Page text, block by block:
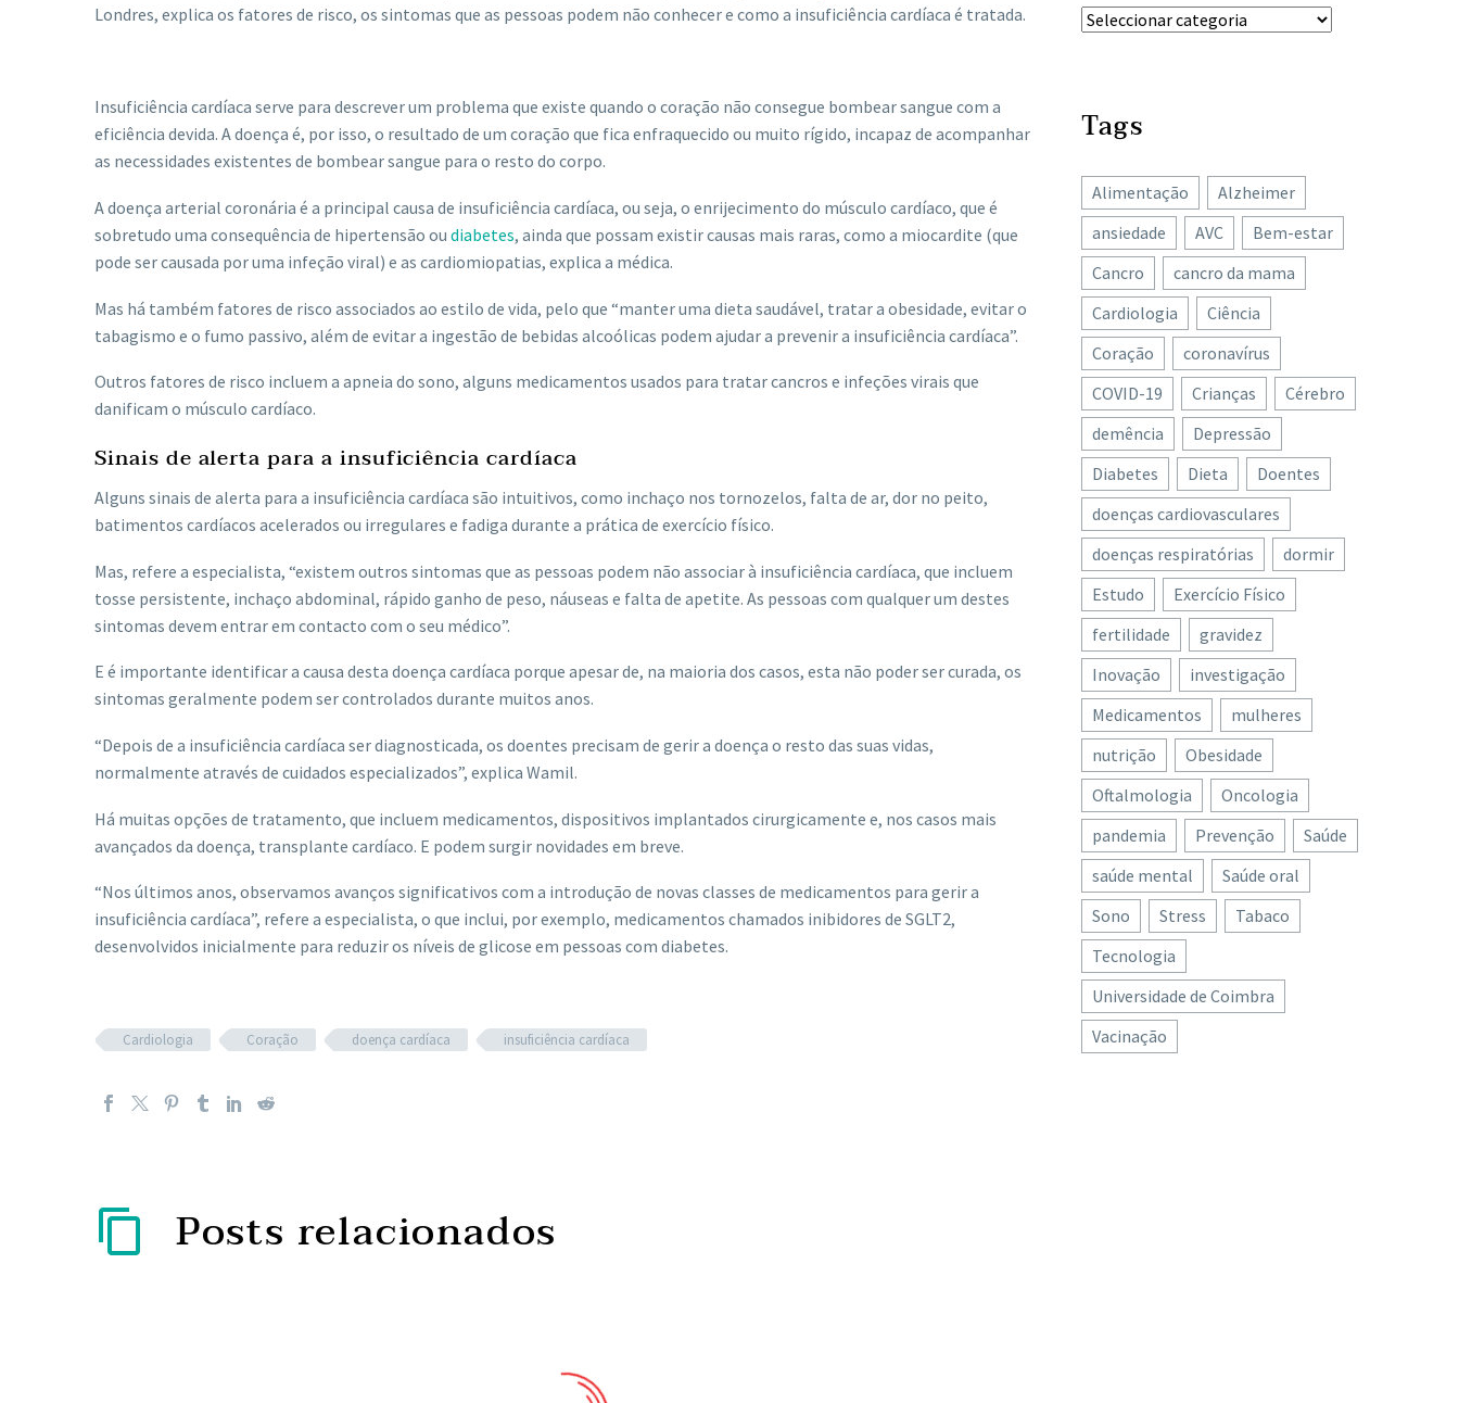
Londres, explica os fatores de risco, os sintomas que as pessoas podem não conhecer e como a insuficiência cardíaca é tratada.
Insuficiência cardíaca serve para descrever um problema que existe quando o coração não consegue bombear sangue com a
eficiência devida. A doença é, por isso, o resultado de um coração que fica enfraquecido ou muito rígido, incapaz de acompanhar
as necessidades existentes de bombear sangue para o resto do corpo.
A doença arterial coronária é a principal causa de insuficiência cardíaca, ou seja, o enrijecimento do músculo cardíaco, que é
sobretudo uma consequência de hipertensão ou diabetes, ainda que possam existir causas mais raras, como a miocardite (que
pode ser causada por uma infeção viral) e as cardiomiopatias, explica a médica.
Mas há também fatores de risco associados ao estilo de vida, pelo que “manter uma dieta saudável, tratar a obesidade, evitar o
tabagismo e o fumo passivo, além de evitar a ingestão de bebidas alcoólicas podem ajudar a prevenir a insuficiência cardíaca”.
Outros fatores de risco incluem a apneia do sono, alguns medicamentos usados para tratar cancros e infeções virais que
danificam o músculo cardíaco.
Sinais de alerta para a insuficiência cardíaca
Alguns sinais de alerta para a insuficiência cardíaca são intuitivos, como inchaço nos tornozelos, falta de ar, dor no peito,
batimentos cardíacos acelerados ou irregulares e fadiga durante a prática de exercício físico.
Mas, refere a especialista, “existem outros sintomas que as pessoas podem não associar à insuficiência cardíaca, que incluem
tosse persistente, inchaço abdominal, rápido ganho de peso, náuseas e falta de apetite. As pessoas com qualquer um destes
sintomas devem entrar em contacto com o seu médico”.
E é importante identificar a causa desta doença cardíaca porque apesar de, na maioria dos casos, esta não poder ser curada, os
sintomas geralmente podem ser controlados durante muitos anos.
“Depois de a insuficiência cardíaca ser diagnosticada, os doentes precisam de gerir a doença o resto das suas vidas,
normalmente através de cuidados especializados”, explica Wamil.
Há muitas opções de tratamento, que incluem medicamentos, dispositivos implantados cirurgicamente e, nos casos mais
avançados da doença, transplante cardíaco. E podem surgir novidades em breve.
“Nos últimos anos, observamos avanços significativos com a introdução de novas classes de medicamentos para gerir a
insuficiência cardíaca”, refere a especialista, o que inclui, por exemplo, medicamentos chamados inibidores de SGLT2,
desenvolvidos inicialmente para reduzir os níveis de glicose em pessoas com diabetes.
Cardiologia Coração doença cardíaca insuficiência cardíaca
Posts relacionados
Tags
Alimentação
Alzheimer
ansiedade
AVC
Bem-estar
Cancro
cancro da mama
Cardiologia
Ciência
Coração
coronavírus
COVID-19
Crianças
Cérebro
demência
Depressão
Diabetes
Dieta
Doentes
doenças cardiovasculares
doenças respiratórias
dormir
Estudo
Exercício Físico
fertilidade
gravidez
Inovação
investigação
Medicamentos
mulheres
nutrição
Obesidade
Oftalmologia
Oncologia
pandemia
Prevenção
Saúde
saúde mental
Saúde oral
Sono
Stress
Tabaco
Tecnologia
Universidade de Coimbra
Vacinação